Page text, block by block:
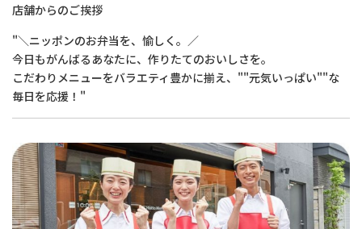
店舗からのご挨拶
"＼ニッポンのお弁当を、愉しく。／
今日もがんばるあなたに、作りたてのおいしさを。
こだわりメニューをバラエティ豊かに揃え、""元気いっぱい""な
毎日を応援！"